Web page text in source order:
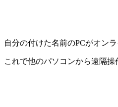
自分の付けた名前のPCがオン
これで他のパソコンから遠隔操